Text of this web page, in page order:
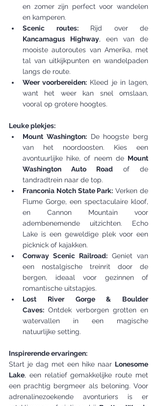
en zomer zijn perfect voor wandelen
en kamperen.
Scenic routes:
Kancamagus Highway, een van de
mooiste autoroutes van Amerika, met
tal van uitkijkpunten en wandelpaden
langs de route.
Weer voorbereiden: Kleed je in lagen,
want het weer kan snel omslaan,
vooral op grotere hoogtes.
Leuke plekjes:
Mount Washington: De hoogste berg
van het noordoosten. Kies een
avontuurlijke hike, of neem de Mount
Washington Auto Road of de
tandradtrein naar de top.
Franconia Notch State Park: Verken de
Flume Gorge, een spectaculaire kloof,
en Cannon Mountain voor
adembenemende uitzichten. Echo
Lake is een geweldige plek voor een
picknick of kajakken.
Conway Scenic Railroad: Geniet van
een nostalgische treinrit door de
bergen, ideaal voor gezinnen of
romantische uitstapjes.
Lost River Gorge & Boulder
Caves: Ontdek verborgen grotten en
watervallen in een magische
natuurlijke setting.
Inspirerende ervaringen:
Start je dag met een hike naar Lonesome
Lake, een relatief gemakkelijke route met
een prachtig bergmeer als beloning. Voor
adrenalinezoekende avonturiers is er